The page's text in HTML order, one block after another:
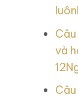
luôn
và
12